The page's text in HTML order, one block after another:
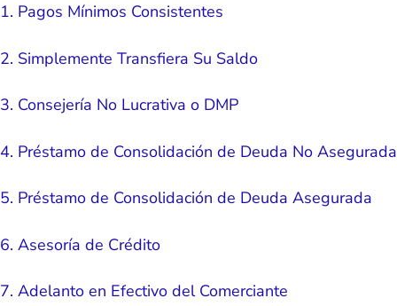
1. Pagos Mínimos Consistentes
2. Simplemente Transfiera Su Saldo
3. Consejería No Lucrativa o DMP
4. Préstamo de Consolidación de Deuda No Asegurada
5. Préstamo de Consolidación de Deuda Asegurada
6. Asesoría de Crédito
7. Adelanto en Efectivo del Comerciante